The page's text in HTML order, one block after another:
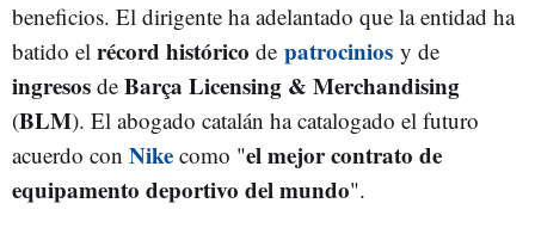
beneficios. El dirigente ha adelantado que la entidad ha
batido el récord histórico de patrocinios y de
ingresos de Barça Licensing & Merchandising
(BLM). El abogado catalán ha catalogado el futuro
acuerdo con Nike como "el mejor contrato de
equipamento deportivo del mundo".